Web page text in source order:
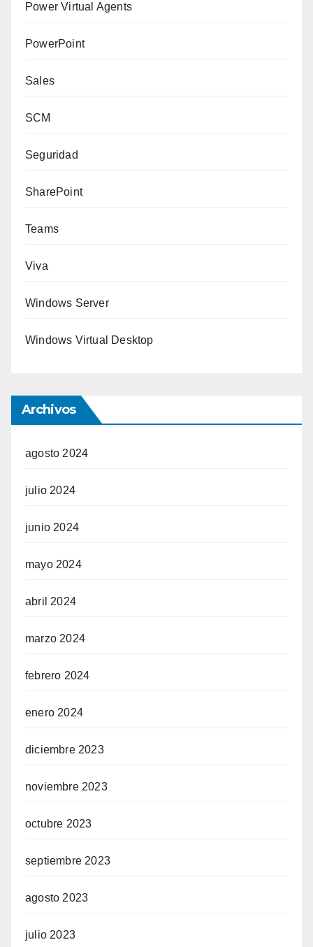
Power Virtual Agents
PowerPoint
Sales
SCM
Seguridad
SharePoint
Teams
Viva
Windows Server
Windows Virtual Desktop
Archivos
agosto 2024
julio 2024
junio 2024
mayo 2024
abril 2024
marzo 2024
febrero 2024
enero 2024
diciembre 2023
noviembre 2023
octubre 2023
septiembre 2023
agosto 2023
julio 2023